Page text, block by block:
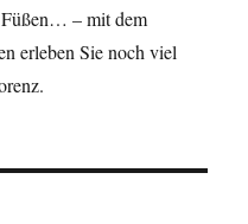
– mit dem
erleben Sie noch viel